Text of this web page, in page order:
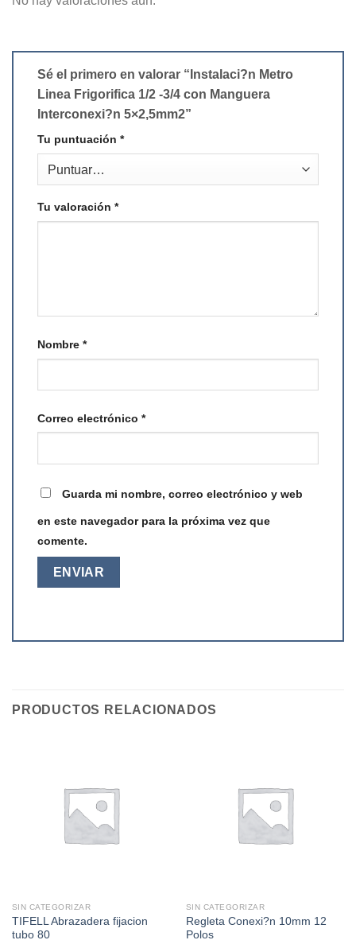
Sé el primero en valorar “Instalaci?n Metro
Linea Frigorifica 1/2 -3/4 con Manguera
Interconexi?n 5×2,5mm2”
Tu puntuación *
Tu valoración *
Nombre *
Correo electrónico *
Guarda mi nombre, correo electrónico y web
en este navegador para la próxima vez que
comente.
PRODUCTOS RELACIONADOS
SIN CATEGORIZAR
TIFELL Abrazadera fijacion
tubo 80
SIN CATEGORIZAR
Regleta Conexi?n 10mm 12
Polos